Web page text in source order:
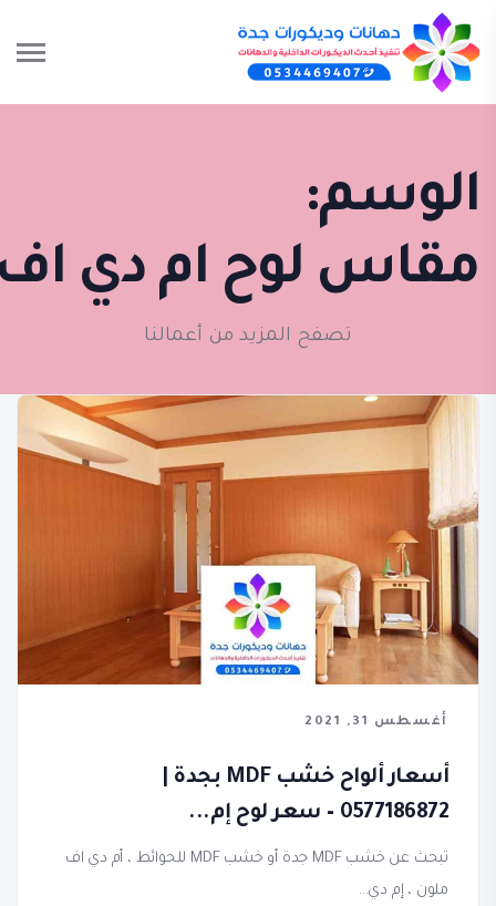
الوسم:
مقاس لوح ام دي اف
تصفح المزيد من أعمالنا
أغسطس 31, 2021
أسعار ألواح خشب MDF بجدة |
0577186872 – سعر لوح إم...
تبحث عن خشب MDF جدة أو خشب MDF للحوائط ، أم دي اف
ملون ، إم دي...